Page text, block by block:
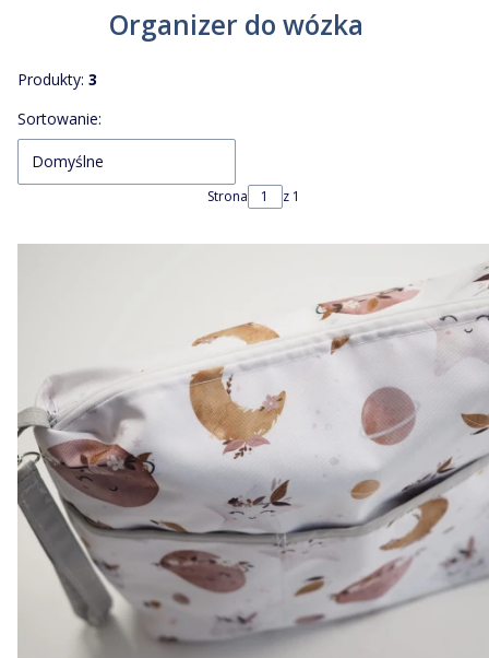
Organizer do wózka
Produkty: 3
Lista produktów
Sortowanie:
Domyślne
Strona z 1